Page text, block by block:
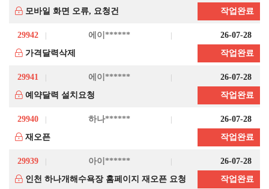
모바일 화면 오류, 요청건
작업완료
29942 에이******
26-07-28
가격달력삭제
작업완료
29941 에이******
26-07-28
예약달력 설치요청
작업완료
29940 하나******
26-07-28
재오픈
작업완료
29939 아이******
26-07-28
인천 하나개해수욕장 홈페이지 재오픈 요청
작업완료